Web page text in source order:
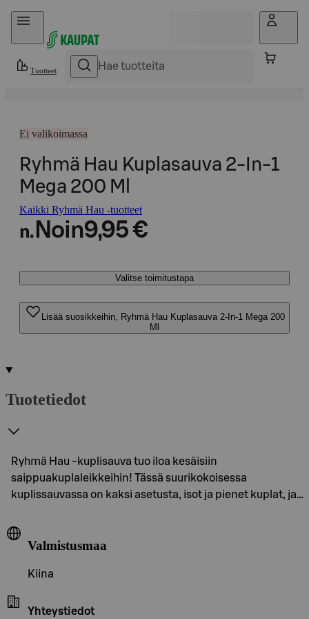
Hyppää sisältöön
Tuotteet
Ei valikoimassa
Ryhmä Hau Kuplasauva 2-In-1
Mega 200 Ml
Kaikki Ryhmä Hau -tuotteet
n. Noin9,95 €
Valitse toimitustapa
Lisää suosikkeihin, Ryhmä Hau Kuplasauva 2-In-1 Mega 200
Ml
Tuotetiedot
Ryhmä Hau -kuplisauva tuo iloa kesäisiin
saippuakuplaleikkeihin! Tässä suurikokoisessa
kuplissauvassa on kaksi asetusta, isot ja pienet kuplat, ja…
Valmistusmaa
Kiina
Yhteystiedot